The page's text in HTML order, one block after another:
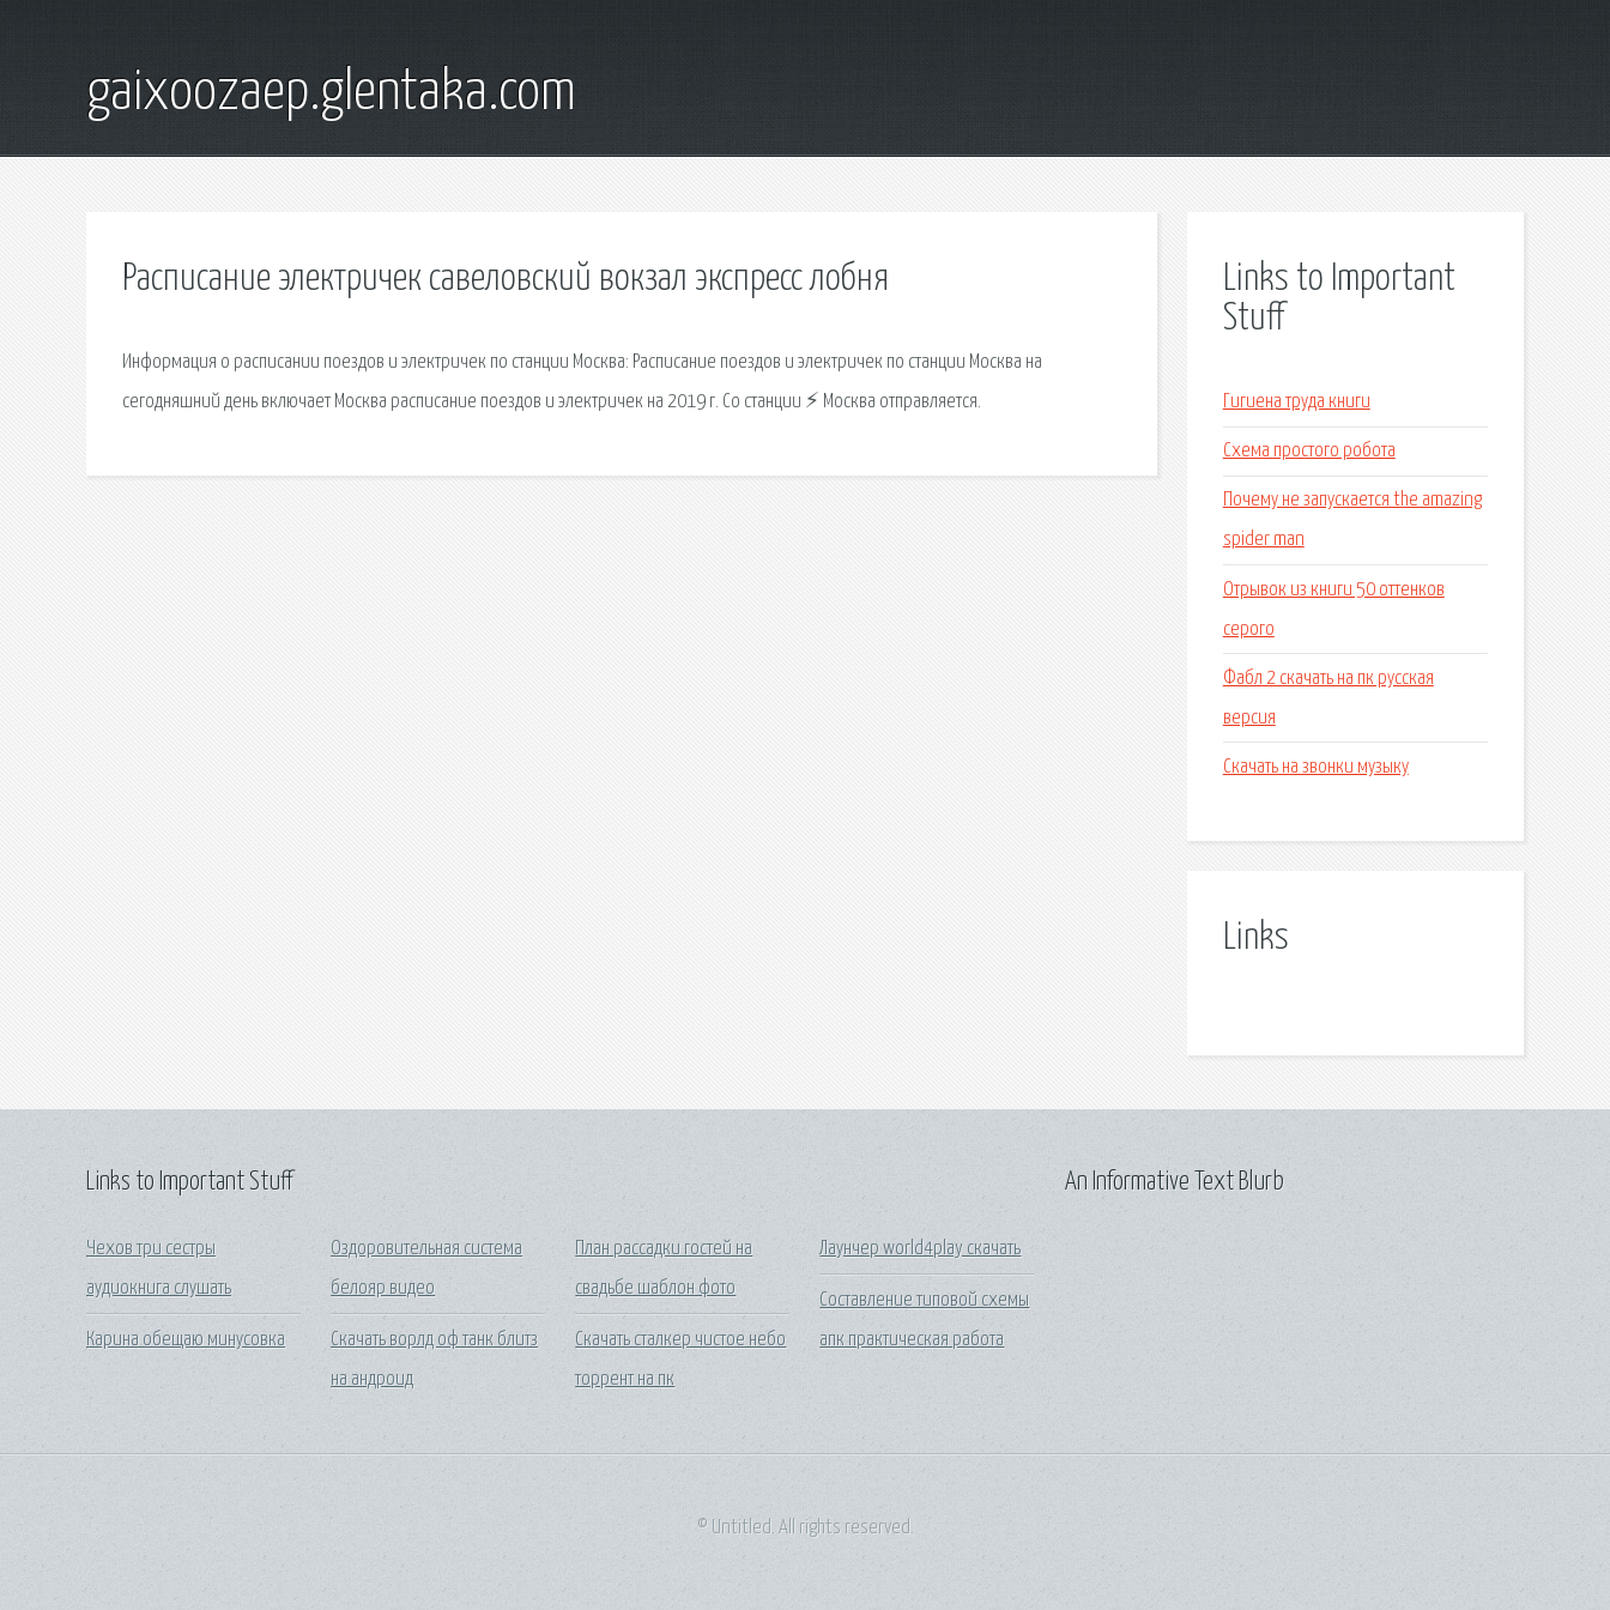
gaixoozaep.glentaka.com
Расписание электричек савеловский вокзал экспресс лобня
Информация о расписании поездов и электричек по станции Москва: Расписание поездов и электричек по станции Москва на
сегодняшний день включает Москва расписание поездов и электричек на 2019 г. Со станции ⚡ Москва отправляется.
Links to Important
Stuff
Гигиена труда книги
Схема простого робота
Почему не запускается the amazing
spider man
Отрывок из книги 50 оттенков
серого
Фабл 2 скачать на пк русская
версия
Скачать на звонки музыку
Links
Links to Important Stuff
Чехов три сестры
аудиокнига слушать
Карина обещаю минусовка
Оздоровительная система
белояр видео
Скачать ворлд оф танк блитз
на андроид
План рассадки гостей на
свадьбе шаблон фото
Скачать сталкер чистое небо
торрент на пк
Лаунчер world4play скачать
Составление типовой схемы
апк практическая работа
An Informative Text Blurb
© Untitled. All rights reserved.